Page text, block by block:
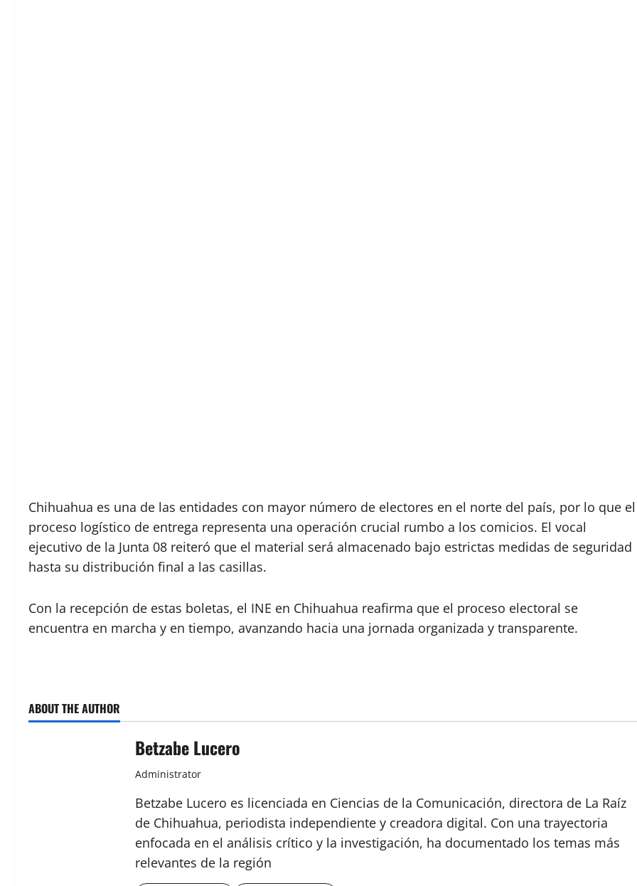
Chihuahua es una de las entidades con mayor número de electores en el norte del país, por lo que el
proceso logístico de entrega representa una operación crucial rumbo a los comicios. El vocal
ejecutivo de la Junta 08 reiteró que el material será almacenado bajo estrictas medidas de seguridad
hasta su distribución final a las casillas.
Con la recepción de estas boletas, el INE en Chihuahua reafirma que el proceso electoral se
encuentra en marcha y en tiempo, avanzando hacia una jornada organizada y transparente.
ABOUT THE AUTHOR
Betzabe Lucero
Administrator
Betzabe Lucero es licenciada en Ciencias de la Comunicación, directora de La Raíz
de Chihuahua, periodista independiente y creadora digital. Con una trayectoria
enfocada en el análisis crítico y la investigación, ha documentado los temas más
relevantes de la región